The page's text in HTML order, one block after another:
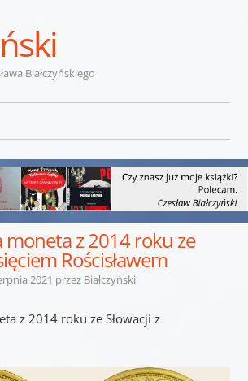
Białczyńskiego
moneta z 2014 roku ze
Rościsławem
2021 przez Białczyński
z 2014 roku ze Słowacji z